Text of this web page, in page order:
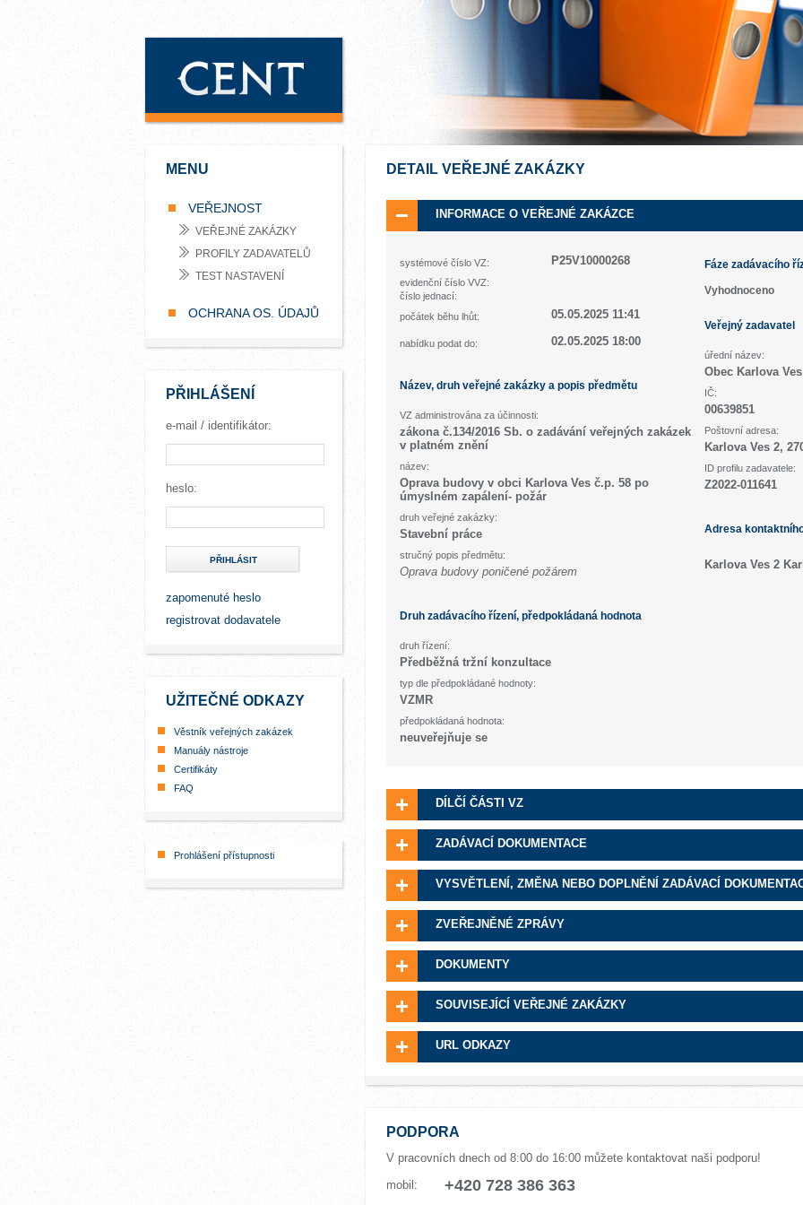
MENU
VEŘEJNOST
VEŘEJNÉ ZAKÁZKY
PROFILY ZADAVATELŮ
TEST NASTAVENÍ
OCHRANA OS. ÚDAJŮ
PŘIHLÁŠENÍ
e-mail / identifikátor:
heslo:
PŘIHLÁSIT
zapomenuté heslo
registrovat dodavatele
UŽITEČNÉ ODKAZY
Věstník veřejných zakázek
Manuály nástroje
Certifikáty
FAQ
Prohlášení přístupnosti
DETAIL VEŘEJNÉ ZAKÁZKY
INFORMACE O VEŘEJNÉ ZAKÁZCE
systémové číslo VZ: P25V10000268
evidenční číslo VVZ:
číslo jednací:
počátek běhu lhůt:
05.05.2025 11:41
nabídku podat do: 02.05.2025 18:00
Název, druh veřejné zakázky a popis předmětu
VZ administrována za účinnosti:
zákona č.134/2016 Sb. o zadávání veřejných zakázek
v platném znění
název:
Oprava budovy v obci Karlova Ves č.p. 58 po
úmyslném zapálení- požár
druh veřejné zakázky:
Stavební práce
stručný popis předmětu:
Oprava budovy poničené požárem
Druh zadávacího řízení, předpokládaná hodnota
druh řízení:
Předběžná tržní konzultace
typ dle předpokládané hodnoty:
VZMR
předpokládaná hodnota:
neuveřejňuje se
Fáze zadávacího
Vyhodnoceno
Veřejný zadavatel
úřední název:
Obec Karlova Ves
IČ:
00639851
Poštovní adresa:
Karlova Ves 2,
ID profilu zadavatele:
Z2022-011641
Adresa
Karlova Ves 2
DÍLČÍ ČÁSTI VZ
ZADÁVACÍ DOKUMENTACE
VYSVĚTLENÍ, ZMĚNA NEBO DOPLNĚNÍ ZADÁVACÍ
ZVEŘEJNĚNÉ ZPRÁVY
DOKUMENTY
SOUVISEJÍCÍ VEŘEJNÉ ZAKÁZKY
URL ODKAZY
PODPORA
V pracovních dnech od 8:00 do 16:00 můžete kontaktovat naši podporu!
mobil:
+420 728 386 363